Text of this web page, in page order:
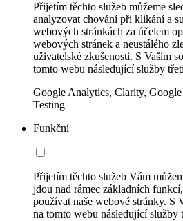
Přijetím těchto služeb můžeme
analyzovat chování při klikání a
webových stránkách za účelem
webových stránek a neustálého
uživatelské zkušenosti. S Vaším
tomto webu následující služby
Google Analytics, Clarity,
Testing
Funkční
Přijetím těchto služeb Vám
jdou nad rámec základních
používat naše webové stránky. S
na tomto webu následující služby